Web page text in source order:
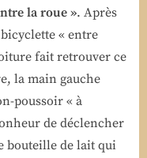
la roue ». Après
« entre
fait retrouver ce
la main gauche
poussoir « à
de déclencher
bouteille de lait qui